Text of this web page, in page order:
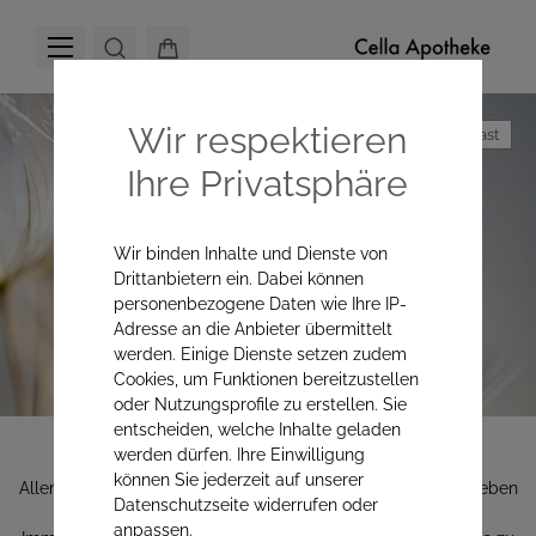
Hoher Kontrast
Frei aufatmen im Sommer.
Allergien belasten den Körper oft stärker, als man denkt. Neben
klassischen Akutmitteln kann es sinnvoll sein, das
Wir respektieren
Ihre Privatsphäre
Wir binden Inhalte und Dienste von
Drittanbietern ein. Dabei können
personenbezogene Daten wie Ihre IP-
Adresse an die Anbieter übermittelt
werden. Einige Dienste setzen zudem
Cookies, um Funktionen bereitzustellen
oder Nutzungsprofile zu erstellen. Sie
entscheiden, welche Inhalte geladen
werden dürfen. Ihre Einwilligung
können Sie jederzeit auf unserer
Datenschutzseite widerrufen oder
anpassen.